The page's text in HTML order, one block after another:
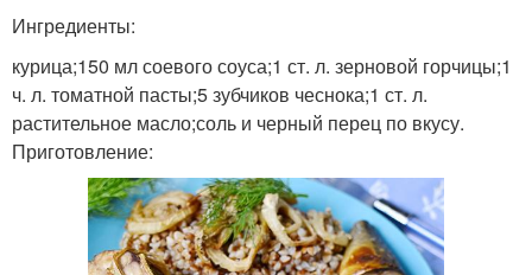
Ингредиенты:
курица;150 мл соевого соуса;1 ст. л. зерновой горчицы;1
ч. л. томатной пасты;5 зубчиков чеснока;1 ст. л.
растительное масло;соль и черный перец по вкусу.
Приготовление: